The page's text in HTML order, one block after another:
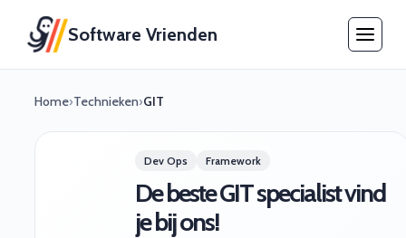
Software Vrienden
Home›Technieken›GIT
Dev Ops Framework
De beste GIT specialist vind
je bij ons!